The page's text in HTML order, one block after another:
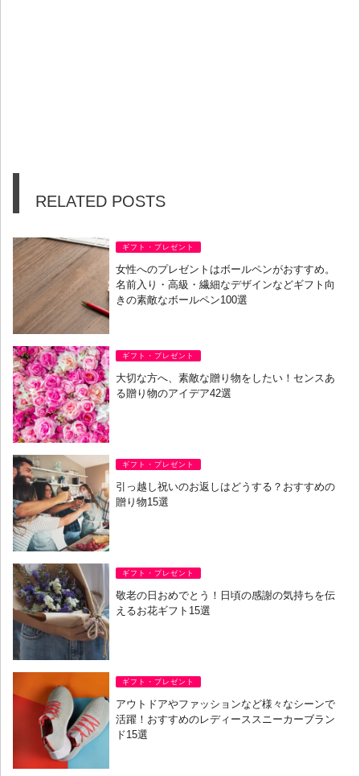
RELATED POSTS
ギフト・プレゼント
女性へのプレゼントはボールペンがおすすめ。
名前入り・高級・繊細なデザインなどギフト向
きの素敵なボールペン100選
ギフト・プレゼント
大切な方へ、素敵な贈り物をしたい！センスあ
る贈り物のアイデア42選
ギフト・プレゼント
引っ越し祝いのお返しはどうする？おすすめの
贈り物15選
ギフト・プレゼント
敬老の日おめでとう！日頃の感謝の気持ちを伝
えるお花ギフト15選
ギフト・プレゼント
アウトドアやファッションなど様々なシーンで
活躍！おすすめのレディーススニーカーブラン
ド15選